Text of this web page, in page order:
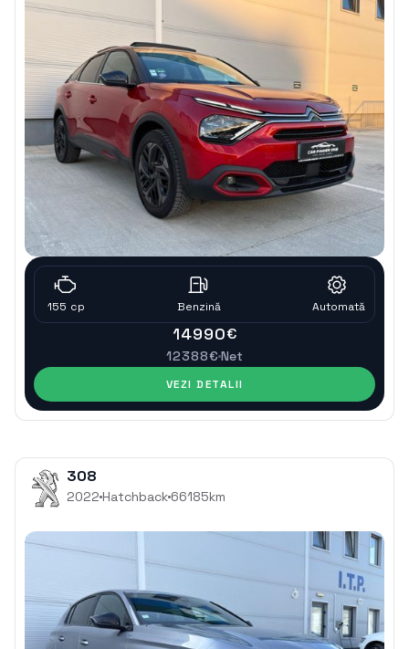
155 cp Benzinǎ Automatǎ
14990€
12388€ Net
VEZI DETALII
308
2022 Hatchback 66185km